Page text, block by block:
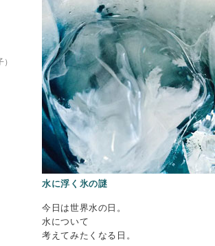
水に浮く氷の謎
今日は世界水の日。
水について
考えてみたくなる日。